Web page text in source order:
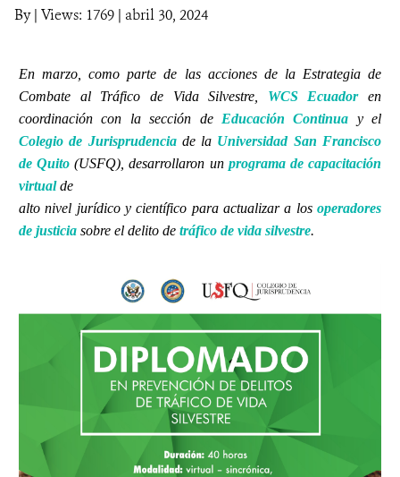
By| Views: 1769 | abril 30, 2024
En marzo, como parte de las acciones de la Estrategia de
Combate al Tráfico de Vida Silvestre, WCS Ecuadoren
coordinación con la sección de Educación Continua y el
Colegio de Jurisprudenciade la Universidad San Francisco
de Quito (USFQ), desarrollaron un programa de capacitación
virtualde
alto nivel jurídico y científico para actualizar a los operadores
de justicia sobre el delito de tráfico de vida silvestre.